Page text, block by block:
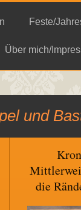
Feste/
Über mich/
und
die